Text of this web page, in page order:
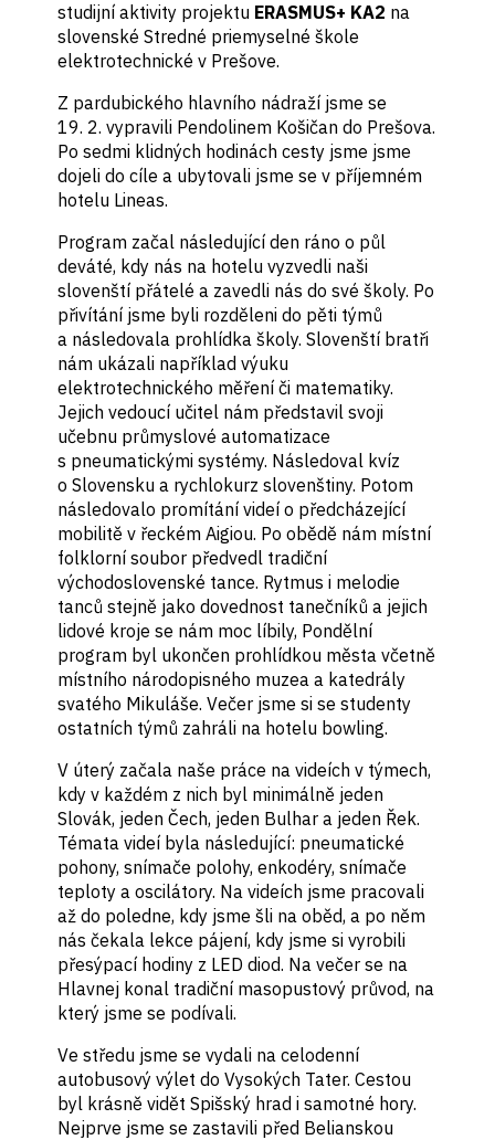
studijní aktivity projektu ERASMUS+ KA2 na
slovenské Stredné priemyselné škole
elektrotechnické v Prešove.
Z pardubického hlavního nádraží jsme se
19. 2. vypravili Pendolinem Košičan do Prešova.
Po sedmi klidných hodinách cesty jsme jsme
dojeli do cíle a ubytovali jsme se v příjemném
hotelu Lineas.
Program začal následující den ráno o půl
deváté, kdy nás na hotelu vyzvedli naši
slovenští přátelé a zavedli nás do své školy. Po
přivítání jsme byli rozděleni do pěti týmů
a následovala prohlídka školy. Slovenští bratři
nám ukázali například výuku
elektrotechnického měření či matematiky.
Jejich vedoucí učitel nám představil svoji
učebnu průmyslové automatizace
s pneumatickými systémy. Následoval kvíz
o Slovensku a rychlokurz slovenštiny. Potom
následovalo promítání videí o předcházející
mobilitě v řeckém Aigiou. Po obědě nám místní
folklorní soubor předvedl tradiční
východoslovenské tance. Rytmus i melodie
tanců stejně jako dovednost tanečníků a jejich
lidové kroje se nám moc líbily, Pondělní
program byl ukončen prohlídkou města včetně
místního národopisného muzea a katedrály
svatého Mikuláše. Večer jsme si se studenty
ostatních týmů zahráli na hotelu bowling.
V úterý začala naše práce na videích v týmech,
kdy v každém z nich byl minimálně jeden
Slovák, jeden Čech, jeden Bulhar a jeden Řek.
Témata videí byla následující: pneumatické
pohony, snímače polohy, enkodéry, snímače
teploty a oscilátory. Na videích jsme pracovali
až do poledne, kdy jsme šli na oběd, a po něm
nás čekala lekce pájení, kdy jsme si vyrobili
přesýpací hodiny z LED diod. Na večer se na
Hlavnej konal tradiční masopustový průvod, na
který jsme se podívali.
Ve středu jsme se vydali na celodenní
autobusový výlet do Vysokých Tater. Cestou
byl krásně vidět Spišský hrad i samotné hory.
Nejprve jsme se zastavili před Belianskou